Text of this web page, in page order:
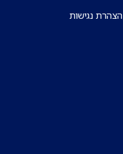
הצהרת נגישות